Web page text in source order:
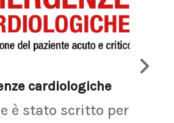
cardiologiche
è stato scritto per